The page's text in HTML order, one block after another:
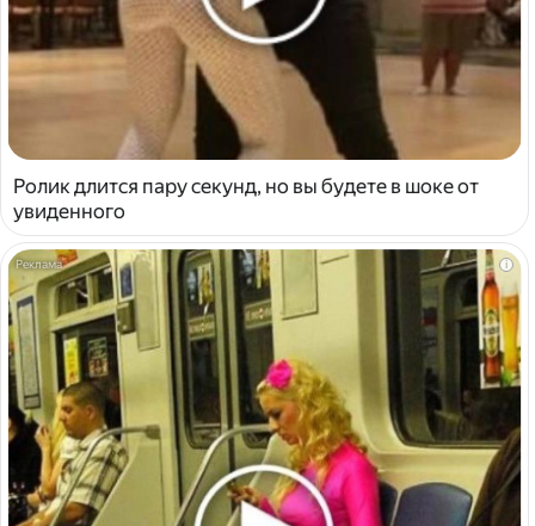
Ролик длится пару секунд, но вы будете в шоке от
увиденного
i